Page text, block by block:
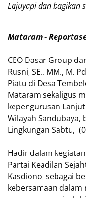
Lajuyapi dan bagikan
Mataram -
CEO Dasar Group
Rusni, SE., MM., M.
Piatu di Desa
Mataram sekaligus
kepengurusan
Wilayah Sandubaya,
Lingkungan Sabtu,
Hadir dalam
Partai Keadilan
Kasdiono, sebagai
kebersamaan